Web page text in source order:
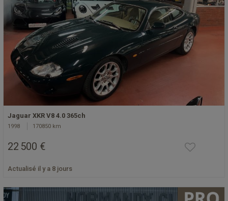
Jaguar XKR V8 4.0 365ch
1998 170850 km
22 500 €
Actualisé il y a 8 jours